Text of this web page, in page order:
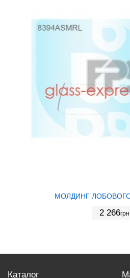
МОЛДИНГ ЛОБОВОГО
2 266грн
Каталог